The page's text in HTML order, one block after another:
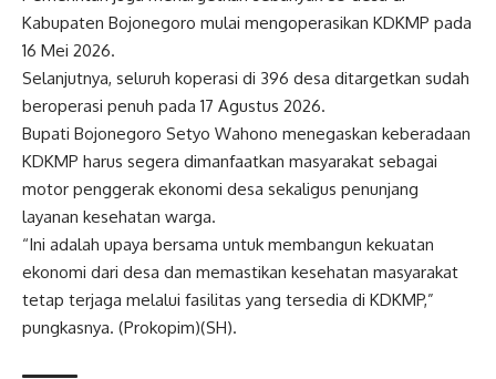
Kabupaten Bojonegoro mulai mengoperasikan KDKMP pada
16 Mei 2026.
Selanjutnya, seluruh koperasi di 396 desa ditargetkan sudah
beroperasi penuh pada 17 Agustus 2026.
Bupati Bojonegoro Setyo Wahono menegaskan keberadaan
KDKMP harus segera dimanfaatkan masyarakat sebagai
motor penggerak ekonomi desa sekaligus penunjang
layanan kesehatan warga.
“Ini adalah upaya bersama untuk membangun kekuatan
ekonomi dari desa dan memastikan kesehatan masyarakat
tetap terjaga melalui fasilitas yang tersedia di KDKMP,”
pungkasnya. (Prokopim)(SH).